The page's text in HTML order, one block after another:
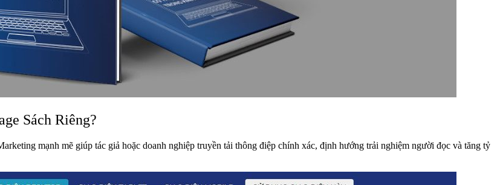
Sách Riêng?
mạnh mẽ giúp tác giả hoặc doanh nghiệp truyền tải thông điệp chính xác, định hướng trải nghiệm người đọc và tăng tỷ